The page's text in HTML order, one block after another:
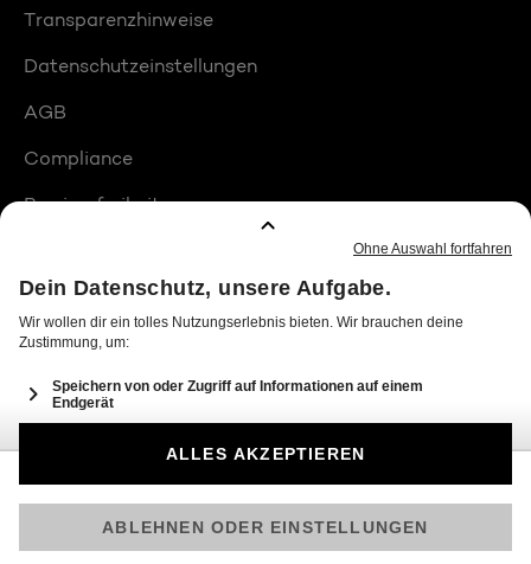
Transparenzhinweise
Datenschutzeinstellungen
AGB
Compliance
Barrierefreiheit